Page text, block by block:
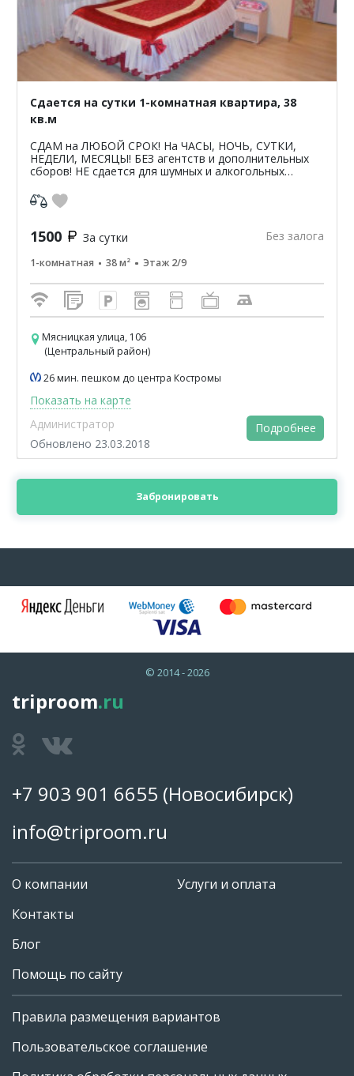
+7 903 901 6655
Сдается на сутки 1-комнатная квартира, 38
кв.м
СДАМ на ЛЮБОЙ СРОК! На ЧАСЫ, НОЧЬ, СУТКИ,
НЕДЕЛИ, МЕСЯЦЫ! БЕЗ агентств и дополнительных
сборов! НЕ сдается для шумных и алкогольных
Цена на Часы (дн...
1500 За сутки Без залога
1-комнатная 38 м² Этаж 2/9
Мясницкая улица, 106
(Центральный район)
26 мин. пешком до центра Костромы
Показать на карте
Администратор
Обновлено 23.03.2018
Подробнее
Забронировать
© 2014 - 2026
triproom.ru
+7 903 901 6655 (Новосибирск)
info@triproom.ru
О компании
Контакты
Блог
Помощь по сайту
Услуги и оплата
Правила размещения вариантов
Пользовательское соглашение